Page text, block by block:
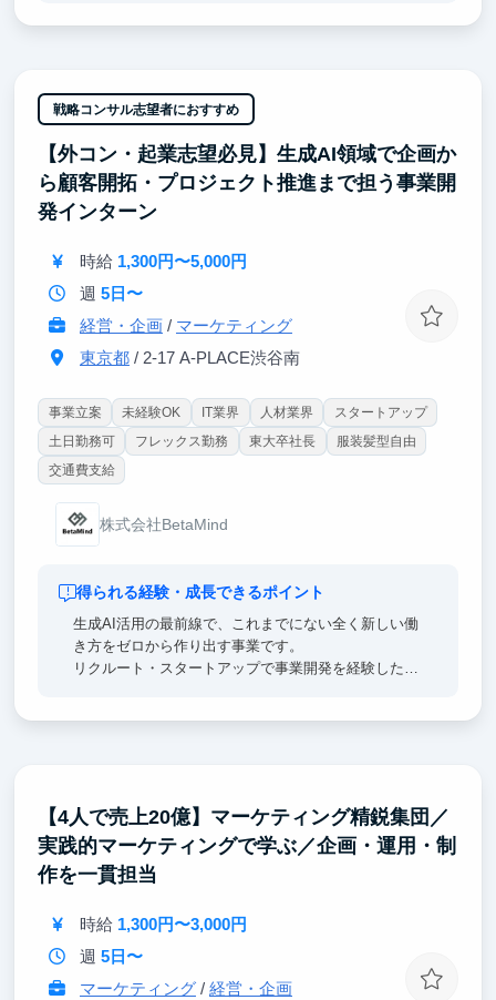
レクトに影響する環境です。
・縮小市場と言われる婚礼業界のV字回復を目指し、
本気でマーケットメイクに挑戦できます。
・エンジニア/デザイナーとの距離が近く、様々な職
種のメンバーと一緒に仕事ができる環境です。
戦略コンサル志望者におすすめ
【外コン・起業志望必見】生成AI領域で企画か
ら顧客開拓・プロジェクト推進まで担う事業開
発インターン
時給 1,300円〜5,000円
週 5日〜
経営・企画/ マーケティング
東京都/ 2-17 A-PLACE渋谷南
事業立案 未経験OK IT業界 人材業界
スタートアップ
土日勤務可
フレックス勤務 東大卒社長
服装髪型自由
交通費支給
株式会社BetaMind
得られる経験・成長できるポイント
生成AI活用の最前線で、これまでにない全く新しい働
き方をゼロから作り出す事業です。
リクルート・スタートアップで事業開発を経験した私
いた先には大きな成長をお約束します。
【4人で売上20億】マーケティング精鋭集団／
実践的マーケティングで学ぶ／企画・運⽤・制
作を⼀貫担当
時給 1,300円〜3,000円
週 5日〜
マーケティング/ 経営・企画